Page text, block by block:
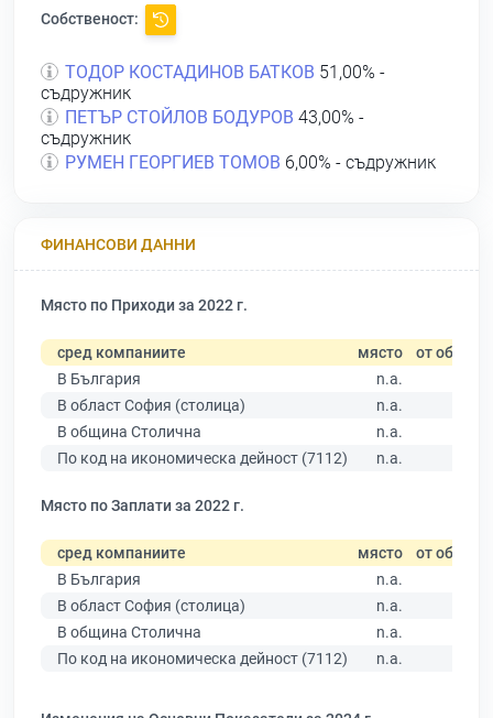
Собственост:
ТОДОР КОСТАДИНОВ БАТКОВ 51,00% -
съдружник
ПЕТЪР СТОЙЛОВ БОДУРОВ 43,00% -
съдружник
РУМЕН ГЕОРГИЕВ ТОМОВ 6,00% - съдружник
ФИНАНСОВИ ДАННИ
Място по Приходи за 2022 г.
сред компаниите място от общо
В България
n.a.
В област София (столица)
n.a.
В община Столична
n.a.
По код на икономическа дейност (7112)
n.a.
Място по Заплати за 2022 г.
сред компаниите място от общо
В България
n.a.
В област София (столица)
n.a.
В община Столична
n.a.
По код на икономическа дейност (7112)
n.a.